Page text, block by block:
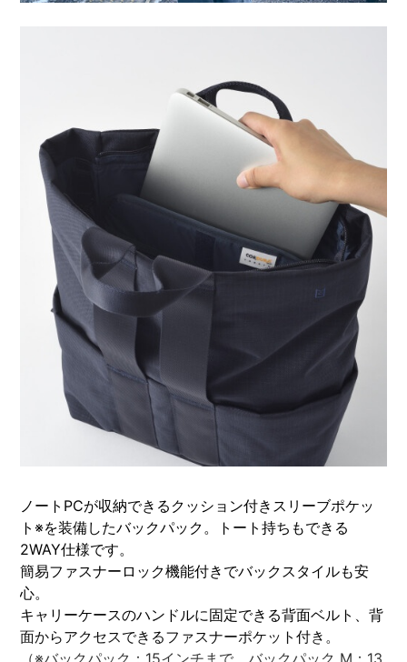
ノートPCが収納できるクッション付きスリーブポケッ
ト※を装備したバックパック。トート持ちもできる
2WAY仕様です。
簡易ファスナーロック機能付きでバックスタイルも安
心。
キャリーケースのハンドルに固定できる背面ベルト、背
面からアクセスできるファスナーポケット付き。
（※バックパック：15インチまで、バックパック M：13